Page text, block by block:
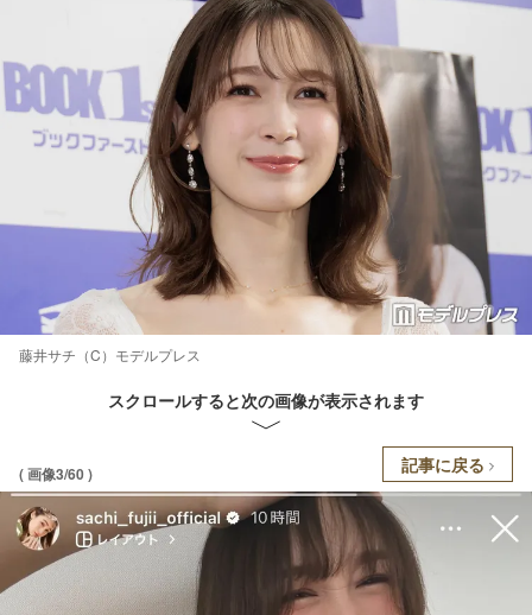
藤井サチ（C）モデルプレス
スクロールすると次の画像が表示されます
( 画像3/60 ) 記事に戻る